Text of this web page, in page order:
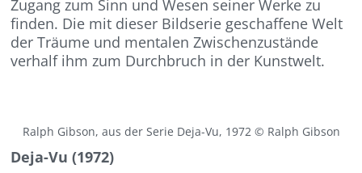
Zugang zum Sinn und Wesen seiner Werke zu
finden. Die mit dieser Bildserie geschaffene Welt
der Träume und mentalen Zwischenzustände
verhalf ihm zum Durchbruch in der Kunstwelt.
Ralph Gibson, aus der Serie Deja-Vu, 1972 © Ralph Gibson
Deja-Vu (1972)